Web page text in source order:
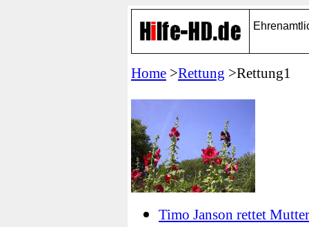
Home >Rettung >Rettung1
Timo Janson rettet